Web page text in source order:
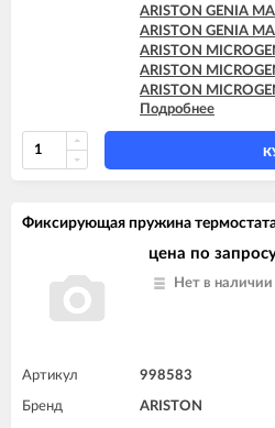
ARISTON GENIA
ARISTON GENIA
ARISTON
ARISTON
ARISTON
ARISTON
ARISTON
ARISTON
ARISTON
ARISTON
ARISTON UNO 24
Подробнее
Фиксирующая пружина термостата
цена по
Нет в наличии
Артикул 998583
Бренд ARISTON